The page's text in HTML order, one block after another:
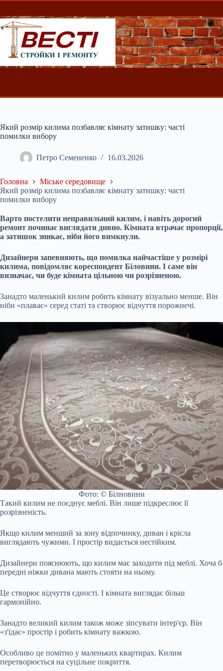
Перейти
вмісту
Який розмір килима позбавляє кімнату затишку: часті
помилки вибору
Петро Семененко 16.03.2026
Головна
Міське середовище
Який розмір килима позбавляє кімнату затишку: часті
помилки вибору
Варто постелити неправильний килим, і навіть дорогий
ремонт починає виглядати дивно. Кімната втрачає пропорції,
а затишок зникає, ніби його вимкнули.
Дизайнери запевняють, що помилка найчастіше у розмірі
килима, повідомляє кореспондент Біловини. І саме він
визначає, чи буде кімната цільною чи розрізненою.
Занадто маленький килим робить кімнату візуально менше. Він
ніби «плаває» серед статі та створює відчуття порожнечі.
Фото: © Білновини
Такий килим не поєднує меблі. Він лише підкреслює її
розрізненість.
Якщо килим менший за зону відпочинку, диван і крісла
виглядають чужими. І простір видається нестійким.
Дизайнери пояснюють, що килим має заходити під меблі. Хоча б
передні ніжки дивана мають стояти на ньому.
Це створює відчуття єдності. І кімната виглядає більш
гармонійно.
Занадто великий килим також може зіпсувати інтер'єр. Він
«з'їдає» простір і робить кімнату важкою.
Особливо це помітно у маленьких квартирах. Килим
перетворюється на суцільне покриття.